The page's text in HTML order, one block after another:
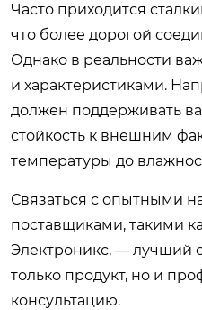
Часто приходится
что более дорогой
Однако в реальности
и характеристиками.
должен поддерживать
стойкость к внешним
температуры до
Связаться с опытными
поставщиками, такими
Электроникс, — лучший
только продукт, но и
консультацию.